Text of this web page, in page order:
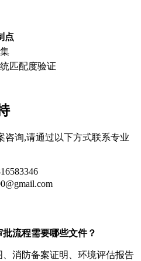
点
匹配度验证
咨询,请通过以下方式联系专业
流程需要哪些文件？
消防备案证明、环境评估报告